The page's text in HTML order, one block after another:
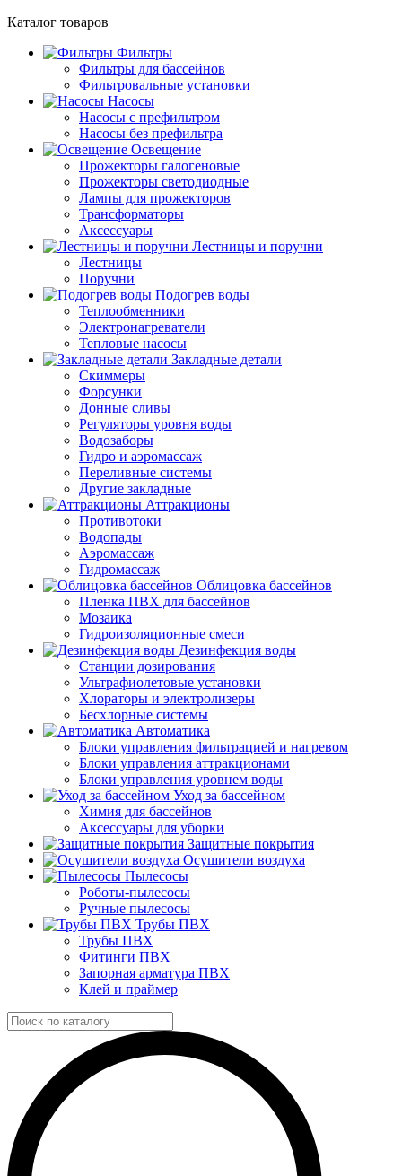
Каталог товаров
Фильтры
Фильтры для бассейнов
Фильтровальные установки
Насосы
Насосы с префильтром
Насосы без префильтра
Освещение
Прожекторы галогеновые
Прожекторы светодиодные
Лампы для прожекторов
Трансформаторы
Аксессуары
Лестницы и поручни
Лестницы
Поручни
Подогрев воды
Теплообменники
Электронагреватели
Тепловые насосы
Закладные детали
Скиммеры
Форсунки
Донные сливы
Регуляторы уровня воды
Водозаборы
Гидро и аэромассаж
Переливные системы
Другие закладные
Аттракционы
Противотоки
Водопады
Аэромассаж
Гидромассаж
Облицовка бассейнов
Пленка ПВХ для бассейнов
Мозаика
Гидроизоляционные смеси
Дезинфекция воды
Станции дозирования
Ультрафиолетовые установки
Хлораторы и электролизеры
Бесхлорные системы
Автоматика
Блоки управления фильтрацией и нагревом
Блоки управления аттракционами
Блоки управления уровнем воды
Уход за бассейном
Химия для бассейнов
Аксессуары для уборки
Защитные покрытия
Осушители воздуха
Пылесосы
Роботы-пылесосы
Ручные пылесосы
Трубы ПВХ
Трубы ПВХ
Фитинги ПВХ
Запорная арматура ПВХ
Клей и праймер